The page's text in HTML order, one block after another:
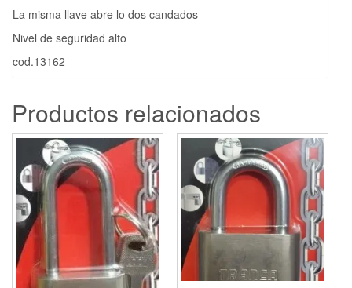
La misma llave abre lo dos candados
Nivel de seguridad alto
cod.13162
Productos relacionados